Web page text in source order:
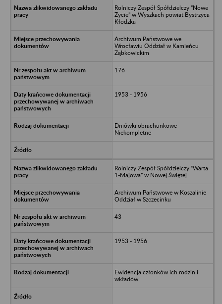
Rolniczy Zespół Spółdzielczy “Nowe
Życie” w Wyszkach powiat Bystrzyca
Kłodzka
Archiwum Państwowe we
Wrocławiu Oddział w Kamieńcu
Ząbkowickim
176
1953 - 1956
Dniówki obrachunkowe
Niekompletne
Rolniczy Zespół Spółdzielczy “Warta
1-Majowa” w Nowej Świętej.
Archiwum Państwowe w Koszalinie
Oddział w Szczecinku
43
1953 - 1956
Ewidencja członków ich rodzin i
wkładów